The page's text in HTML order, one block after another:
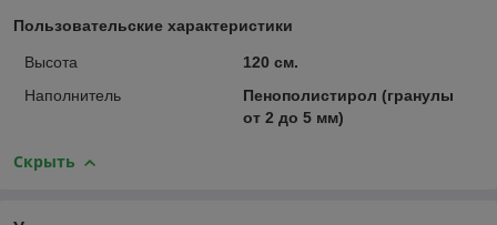
Пользовательские характеристики
Высота
120 см.
Наполнитель
Пенополистирол (гранулы
от 2 до 5 мм)
Скрыть